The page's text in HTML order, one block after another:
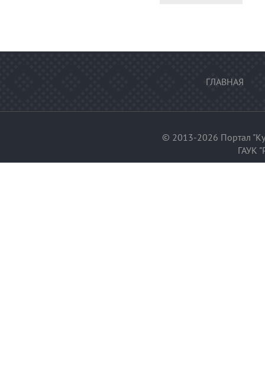
ГЛАВНАЯ
© 2013-2026 Портал
ГАУК